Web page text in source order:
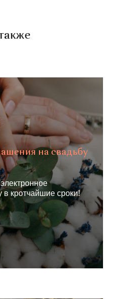
на свадьбу
в кротчайшие сроки!